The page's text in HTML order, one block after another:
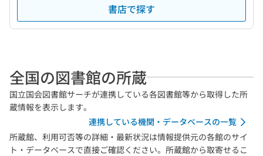
書店で探す
全国の図書館の所蔵
国立国会図書館サーチが連携している各図書館等から取得した所
蔵情報を表示します。
連携している機関・データベースの一覧
所蔵館、利用可否等の詳細・最新状況は情報提供元の各館のサイ
ト・データベースで直接ご確認ください。所蔵館から取寄せるこ